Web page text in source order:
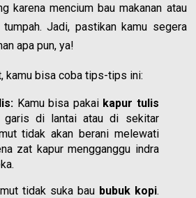
karena mencium bau makanan atau
Jadi, pastikan kamu segera
apa pun, ya!
kamu bisa coba tips-tips ini:
Kamu bisa pakai kapur tulis
garis di lantai atau di sekitar
tidak akan berani melewati
zat kapur mengganggu indra
tidak suka bau bubuk kopi.